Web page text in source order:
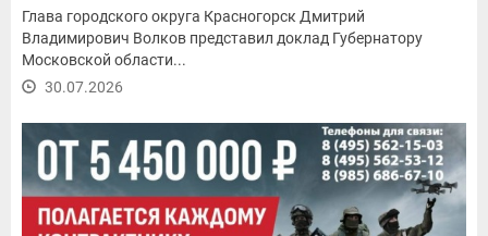
Глава городского округа Красногорск Дмитрий
Владимирович Волков представил доклад Губернатору
Московской области...
30.07.2026